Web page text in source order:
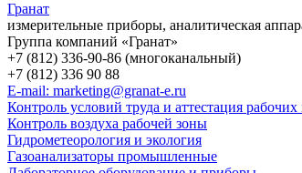
Гранат
измерительные приборы, аналитическая
Группа компаний «Гранат»
+7 (812) 336-90-86 (многоканальный)
+7 (812) 336 90 88
E-mail: marketing@granat-e.ru
Контроль условий труда и аттестация рабочих
Контроль воздуха рабочей зоны
Гидрометеорология и экология
Газоанализаторы промышленные